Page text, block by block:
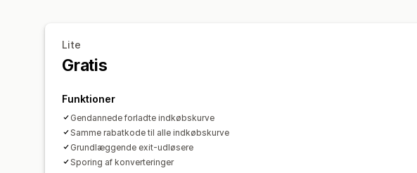
Lite
Gratis
Funktioner
Gendannede forladte indkøbskurve
Samme rabatkode til alle indkøbskurve
Grundlæggende exit-udløsere
Sporing af konverteringer